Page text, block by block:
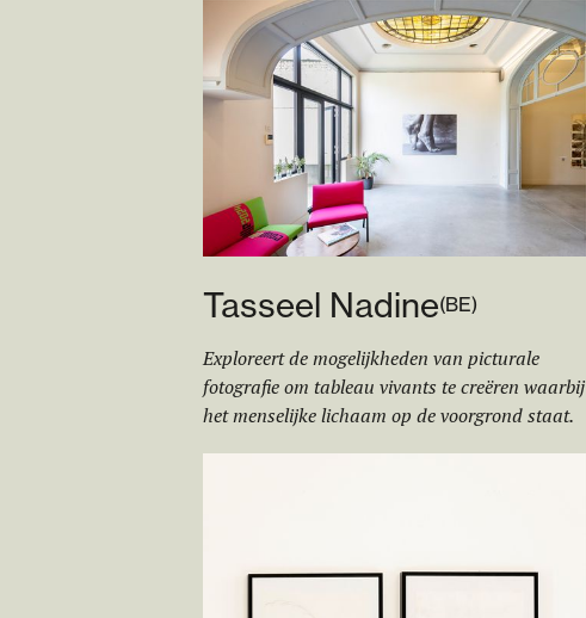
Tasseel Nadine(BE)
Exploreert de mogelijkheden van picturale
fotografie om tableau vivants te creëren waarbij
het menselijke lichaam op de voorgrond staat.